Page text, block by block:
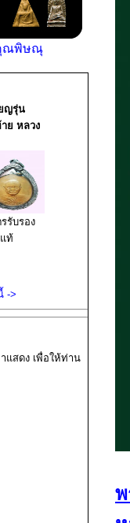
คุณพิษณุ
ญรุ่น
ย หลวง
รับรอง
ท้
->
แสดง เพื่อให้ท่าน